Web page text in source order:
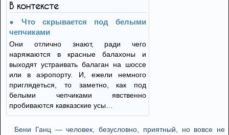
В контексте
Что скрывается под белыми
чепчиками
Они отлично знают, ради чего
наряжаются в красные балахоны и
выходят устраивать балаган на шоссе
или в аэропорту. И, ежели немного
приглядеться, то заметно, как под
белыми чепчиками явственно
пробиваются кавказские усы…
Бени Ганц — человек, безусловно, приятный, но вовсе не